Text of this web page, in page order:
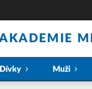
Dívky Muži